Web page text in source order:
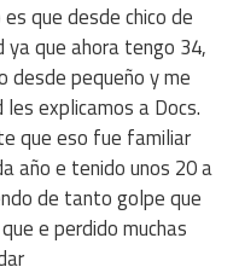
que desde chico de
que ahora tengo 34,
desde pequeño y me
explicamos a Docs.
que eso fue familiar
año e tenido unos 20 a
de tanto golpe que
e perdido muchas